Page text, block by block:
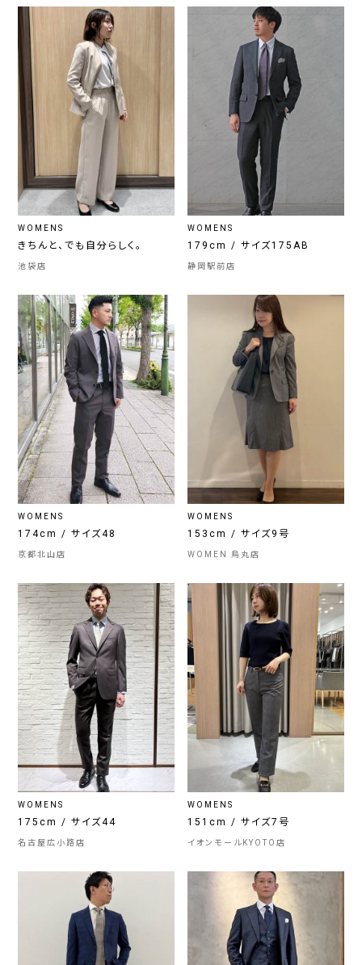
WOMENS
きちんと、でも自分らしく。
池袋店
WOMENS
179cm / サイズ175AB
静岡駅前店
WOMENS
174cm / サイズ48
京都北山店
WOMENS
153cm / サイズ9号
WOMEN 烏丸店
WOMENS
175cm / サイズ44
名古屋広小路店
WOMENS
151cm / サイズ7号
イオンモールKYOTO店